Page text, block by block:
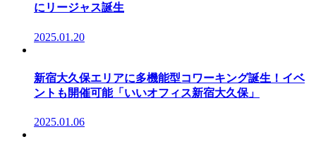
にリージャス誕生
2025.01.20
新宿大久保エリアに多機能型コワーキング誕生！イベ
ントも開催可能「いいオフィス新宿大久保」
2025.01.06